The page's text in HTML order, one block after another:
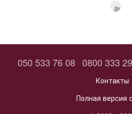
050 533 76 08 0800 333
Контакты
Полная версия